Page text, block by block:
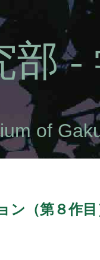
部 -
of
ン（第８作